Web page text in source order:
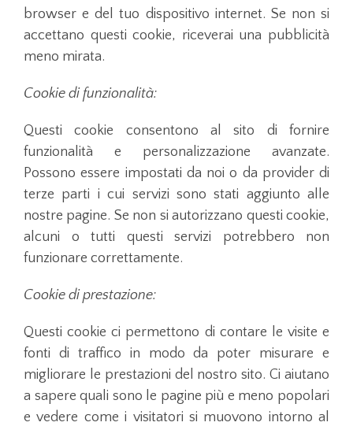
browser e del tuo dispositivo internet. Se non si
accettano questi cookie, riceverai una pubblicità
meno mirata.
Cookie di funzionalità:
Questi cookie consentono al sito di fornire
funzionalità e personalizzazione avanzate.
Possono essere impostati da noi o da provider di
terze parti i cui servizi sono stati aggiunto alle
nostre pagine. Se non si autorizzano questi cookie,
alcuni o tutti questi servizi potrebbero non
funzionare correttamente.
Cookie di prestazione:
Questi cookie ci permettono di contare le visite e
fonti di traffico in modo da poter misurare e
migliorare le prestazioni del nostro sito. Ci aiutano
a sapere quali sono le pagine più e meno popolari
e vedere come i visitatori si muovono intorno al